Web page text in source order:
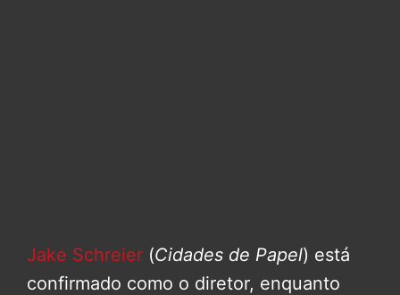
Jake Schreier (Cidades de Papel) está
confirmado como o diretor, enquanto